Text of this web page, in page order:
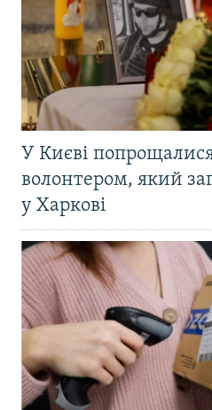
У Києві
волонтером, який
у Харкові